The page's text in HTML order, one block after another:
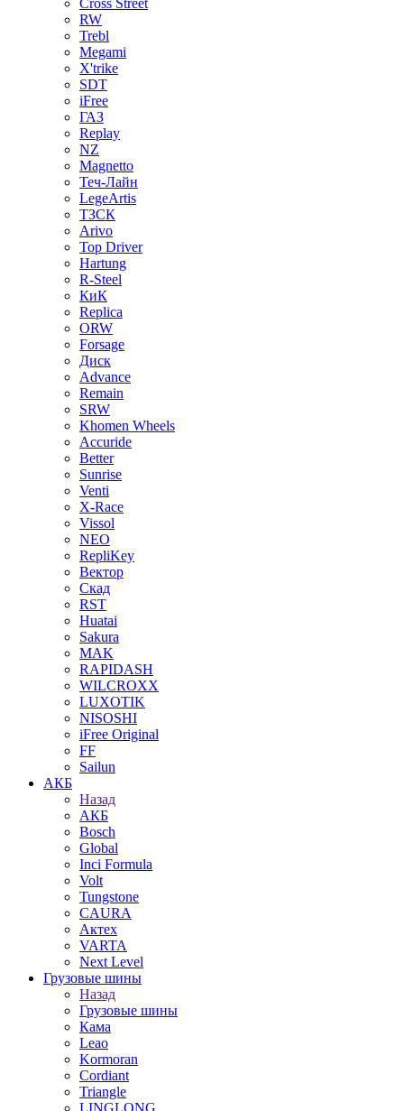
Cross Street
RW
Trebl
Megami
X'trike
SDT
iFree
ГАЗ
Replay
NZ
Magnetto
Теч-Лайн
LegeArtis
ТЗСК
Arivo
Top Driver
Hartung
R-Steel
КиК
Replica
ORW
Forsage
Диск
Advance
Remain
SRW
Khomen Wheels
Accuride
Better
Sunrise
Venti
X-Race
Vissol
NEO
RepliKey
Вектор
Скад
RST
Huatai
Sakura
MAK
RAPIDASH
WILCROXX
LUXOTIK
NISOSHI
iFree Original
FF
Sailun
АКБ
Назад
АКБ
Bosch
Global
Inci Formula
Volt
Tungstone
CAURA
Актех
VARTA
Next Level
Грузовые шины
Назад
Грузовые шины
Кама
Leao
Kormoran
Cordiant
Triangle
LINGLONG